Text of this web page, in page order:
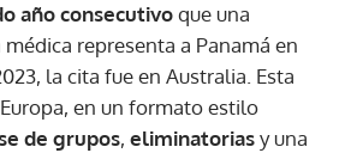
año consecutivoque una
representa a Panamá en
la cita fue en Australia. Esta
en un formato estilo
de grupos, eliminatoriasy una